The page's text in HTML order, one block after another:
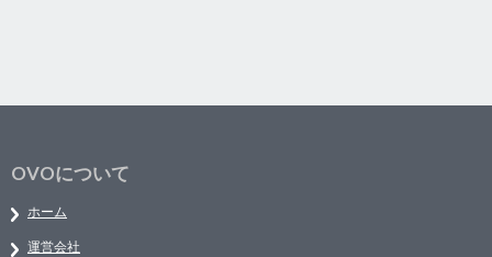
OVOについて
ホーム
運営会社